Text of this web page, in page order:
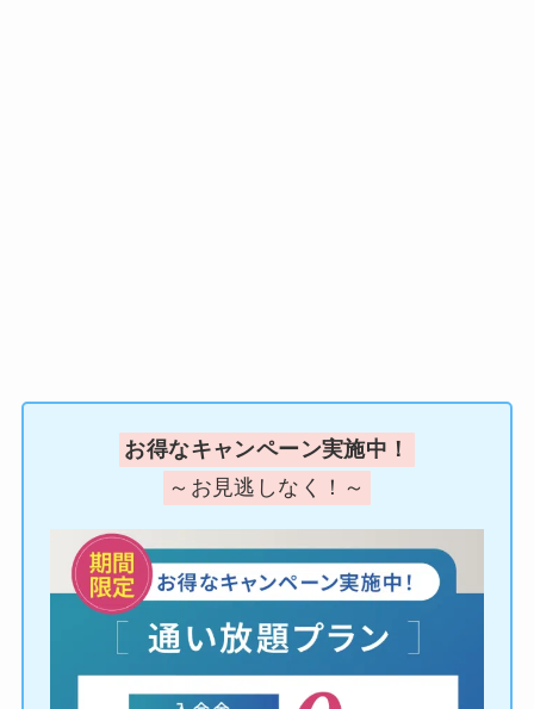
お得なキャンペーン実施中！
～お見逃しなく！～